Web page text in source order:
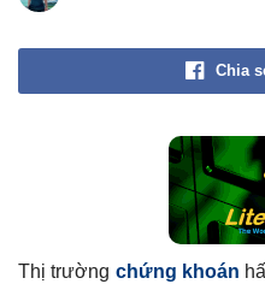
Chia
Thị trường chứng khoán